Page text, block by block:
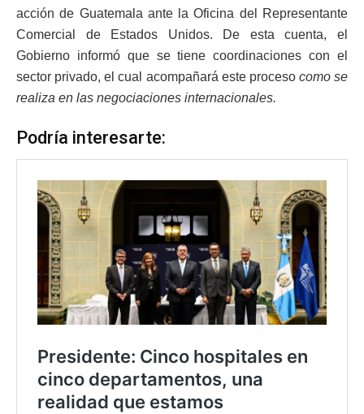
acción de Guatemala ante la Oficina del Representante
Comercial de Estados Unidos. De esta cuenta, el
Gobierno informó que se tiene coordinaciones con el
sector privado, el cual acompañará este proceso como se
realiza en las negociaciones internacionales.
Podría interesarte: